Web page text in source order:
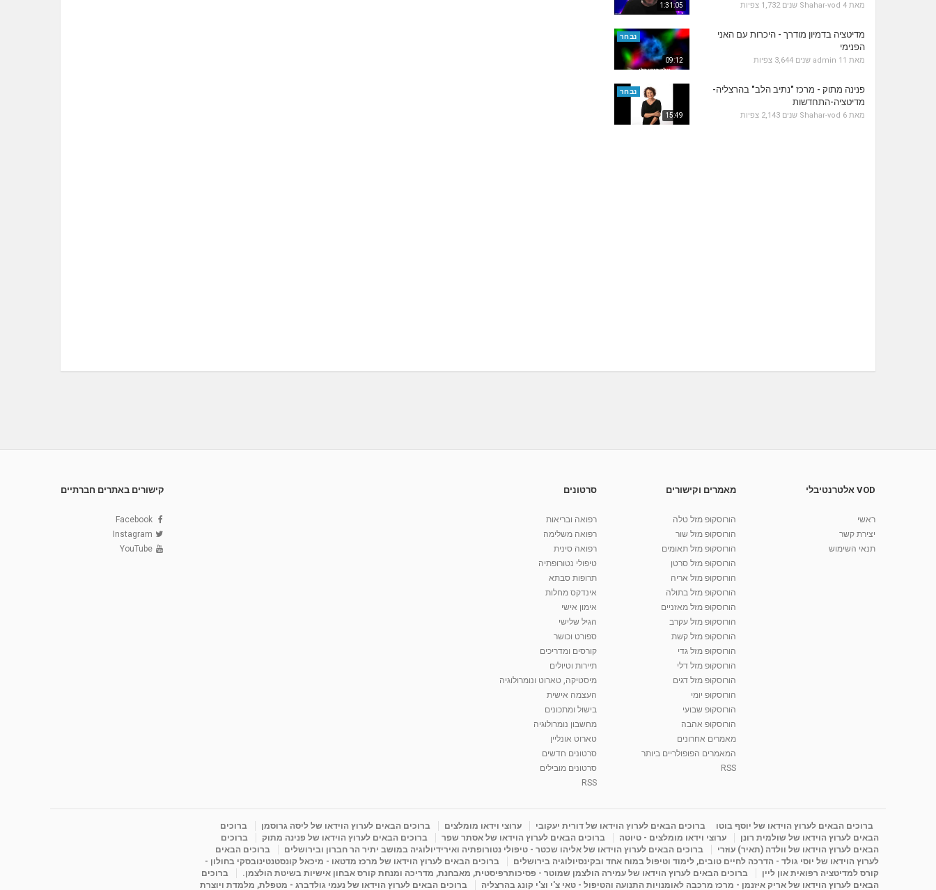
1:31:05 מאת Shahar-vod 4 שנים 1,732 צפיות
09:12
נבחר
מדיטציה בדמיון מודרך - היכרות עם האני
הפנימי
מאת admin 11 שנים 3,644 צפיות
15:49
נבחר
פנינה מתוק - מרכז "נתיב הלב" בהרצליה-
מדיטציה-התחדשות
מאת Shahar-vod 6 שנים 2,143 צפיות
VOD אלטרנטיבלי
ראשי
יצירת קשר
תנאי השימוש
מאמרים וקישורים
הורוסקופ מזל טלה
הורוסקופ מזל שור
הורוסקופ מזל תאומים
הורוסקופ מזל סרטן
הורוסקופ מזל אריה
הורוסקופ מזל בתולה
הורוסקופ מזל מאזניים
הורוסקופ מזל עקרב
הורוסקופ מזל קשת
הורוסקופ מזל גדי
הורוסקופ מזל דלי
הורוסקופ מזל דגים
הורוסקופ יומי
הורוסקופ שבועי
הורוסקופ אהבה
מאמרים אחרונים
המאמרים הפופולריים ביותר
RSS
סרטונים
רפואה ובריאות
רפואה משלימה
רפואה סינית
טיפולי נטורופתיה
תרופות סבתא
אינדקס מחלות
אימון אישי
הגיל שלישי
ספורט וכושר
קורסים ומדריכים
תיירות וטיולים
מיסטיקה, טארוט ונומרולוגיה
העצמה אישית
בישול ומתכונים
מחשבון נומרולוגיה
טארוט אונליין
סרטונים חדשים
סרטונים מובילים
RSS
קישורים באתרים חברתיים
Facebook
Instagram
YouTube
ברוכים הבאים לערוץ הוידאו של יוסף בוטו ברוכים הבאים לערוץ הוידאו של דורית יעקובי ערוצי וידאו מומלצים ברוכים הבאים לערוץ הוידאו של ליסה גרוסמן
ברוכים
הבאים לערוץ הוידאו של שולמית רונן
ערוצי וידאו מומלצים - טיוטה ברוכים הבאים לערוץ הוידאו של אסתר שפר ברוכים הבאים לערוץ הוידאו של פנינה מתוק
ברוכים
הבאים לערוץ הוידאו של וולדה (תאיר) עוזרי
ברוכים הבאים לערוץ הוידאו של אליהו שכטר - טיפולי נטורופתיה ואירידיולוגיה במושב יתיר הר חברון ובירושלים
ברוכים הבאים
לערוץ הוידאו של יוסי גולד - הדרכה לחיים טובים, לימוד וטיפול במוח אחד ובקינסיולוגיה בירושלים
ברוכים הבאים לערוץ הוידאו של מרכז מדטאו - מיכאל קונסטנטינובסקי בחולון -
קורס למדיטציה רפואית און ליין
ברוכים הבאים לערוץ הוידאו של עמירה הולצמן שמוטר - פסיכותרפיסטית, מאבחנת, מדריכה ומנחת קורס אבחון אישיות בשיטת הולצמן.
ברוכים
הבאים לערוץ הוידאו של אריק איזנמן - מרכז מרכבה לאומנויות התנועה והטיפול - טאי צ'י וצ'י קונג בהרצליה
ברוכים הבאים לערוץ הוידאו של נעמי גולדברג - מטפלת, מלמדת ויוצרת